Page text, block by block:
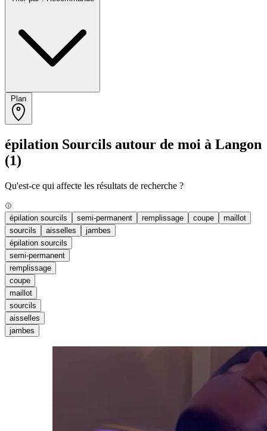
épilation Sourcils autour de moi à Langon
(1)
Qu'est-ce qui affecte les résultats de recherche ?
épilation sourcils semi-permanent remplissage coupe
maillot
sourcils
aisselles
jambes
épilation sourcils
semi-permanent
remplissage
coupe
maillot
sourcils
aisselles
jambes